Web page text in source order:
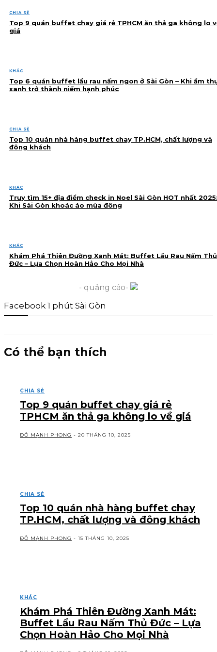
CHIA SẺ
Top 9 quán buffet chay giá rẻ TPHCM ăn thả ga không lo
giá
KHÁC
Top 6 quán buffet lẩu rau nấm ngon ở Sài Gòn – Khi ẩm
xanh trở thành niềm hạnh phúc
CHIA SẺ
Top 10 quán nhà hàng buffet chay TP.HCM, chất lượng và
đông khách
KHÁC
Truy tìm 15+ địa điểm check in Noel Sài Gòn HOT nhất
Khi Sài Gòn khoác áo mùa đông
KHÁC
Khám Phá Thiên Đường Xanh Mát: Buffet Lẩu Rau Nấm Thủ
Đức – Lựa Chọn Hoàn Hảo Cho Mọi Nhà
- quảng cáo-
Facebook 1 phút Sài Gòn
Có thể bạn thích
CHIA SẺ
Top 9 quán buffet chay giá rẻ
TPHCM ăn thả ga không lo về giá
ĐỖ MẠNH PHONG - 20 THÁNG 10, 2025
CHIA SẺ
Top 10 quán nhà hàng buffet chay
TP.HCM, chất lượng và đông khách
ĐỖ MẠNH PHONG - 15 THÁNG 10, 2025
KHÁC
Khám Phá Thiên Đường Xanh Mát:
Buffet Lẩu Rau Nấm Thủ Đức – Lựa
Chọn Hoàn Hảo Cho Mọi Nhà